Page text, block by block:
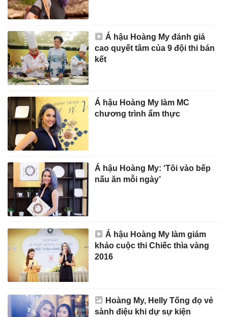
Á hậu Hoàng My đánh giá
cao quyết tâm của 9 đội thi bán
kết
Á hậu Hoàng My làm MC
chương trình ẩm thực
Á hậu Hoàng My: ‘Tôi vào bếp
nấu ăn mỗi ngày’
Á hậu Hoàng My làm giám
khảo cuộc thi Chiếc thìa vàng
2016
Hoàng My, Helly Tống đọ vẻ
sành điệu khi dự sự kiện